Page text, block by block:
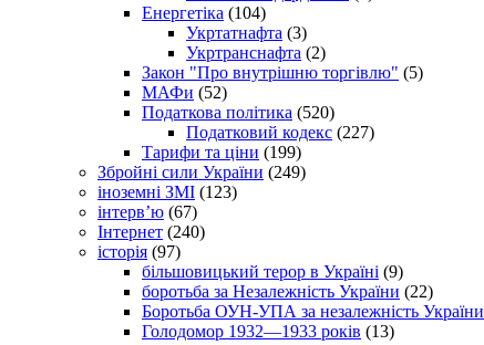
Енергетіка (104)
Укртатнафта (3)
Укртранснафта (2)
Закон "Про внутрішню торгівлю" (5)
МАФи (52)
Податкова політика (520)
Податковий кодекс (227)
Тарифи та ціни (199)
Збройні сили України (249)
іноземні ЗМІ (123)
інтерв’ю (67)
Інтернет (240)
історія (97)
більшовицький терор в Україні (9)
боротьба за Незалежність України (22)
Боротьба ОУН-УПА за незалежність України
Голодомор 1932—1933 років (13)